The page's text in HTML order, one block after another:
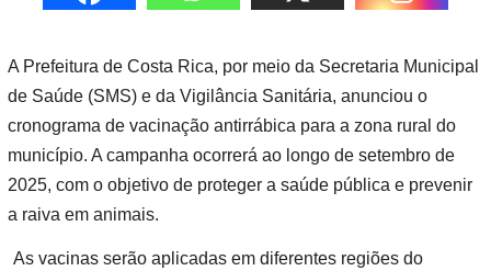
A Prefeitura de Costa Rica, por meio da Secretaria Municipal
de Saúde (SMS) e da Vigilância Sanitária, anunciou o
cronograma de vacinação antirrábica para a zona rural do
município. A campanha ocorrerá ao longo de setembro de
2025, com o objetivo de proteger a saúde pública e prevenir
a raiva em animais.
As vacinas serão aplicadas em diferentes regiões do